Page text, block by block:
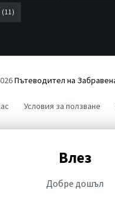
(11)
Пътеводител на
Условия за ползване
Влез
Добре дошъл